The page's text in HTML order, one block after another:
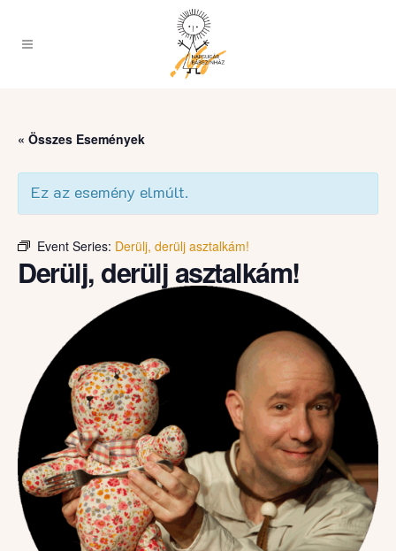
« Összes Események
Ez az esemény elmúlt.
Event Series: Derülj, derülj asztalkám!
Derülj, derülj asztalkám!